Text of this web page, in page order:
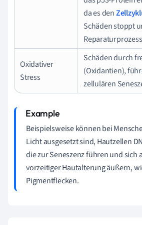
da es den
Schäden stoppt
Oxidativer
Stress
Schäden durch
(Oxidantien),
zellulären
Beispielsweise können bei
Licht ausgesetzt sind, Hautzellen
die zur Seneszenz führen und sich
vorzeitiger Hautalterung äußern,
Pigmentflecken.